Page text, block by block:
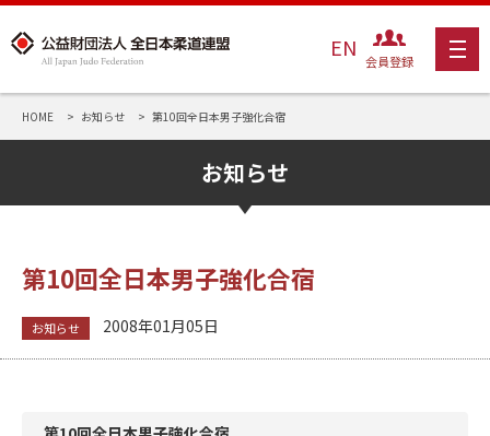
EN 会員登録
HOME お知らせ 第10回全日本男子強化合宿
お知らせ
第10回全日本男子強化合宿
お知らせ 2008年01月05日